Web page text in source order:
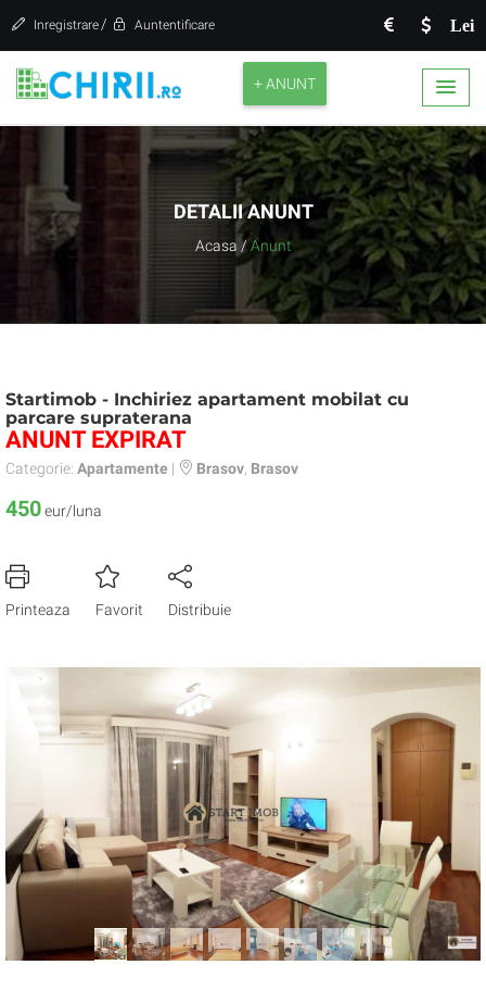
Lei
Inregistrare / Auntentificare
+ ANUNT
DETALII ANUNT
Acasa / Anunt
Startimob - Inchiriez apartament mobilat cu
parcare supraterana
ANUNT EXPIRAT
Categorie: Apartamente | Brasov Brasov
450eur/luna
Printeaza Favorit Distribuie